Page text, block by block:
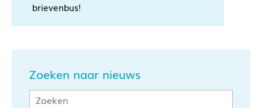
brievenbus!
Zoeken naar nieuws